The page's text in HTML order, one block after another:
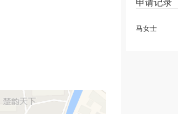
申请记录
马女士